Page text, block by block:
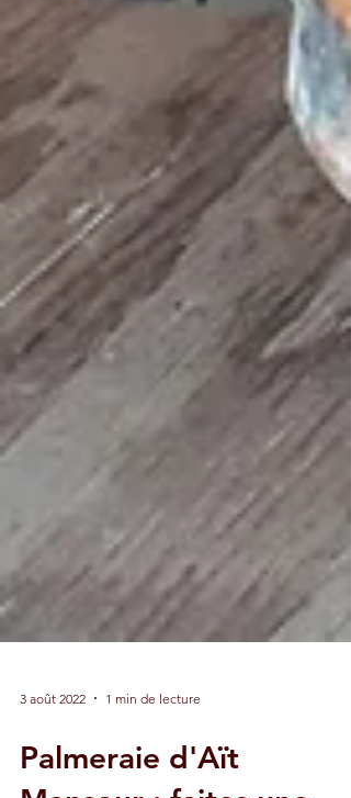
3 août 2022 1 min de lecture